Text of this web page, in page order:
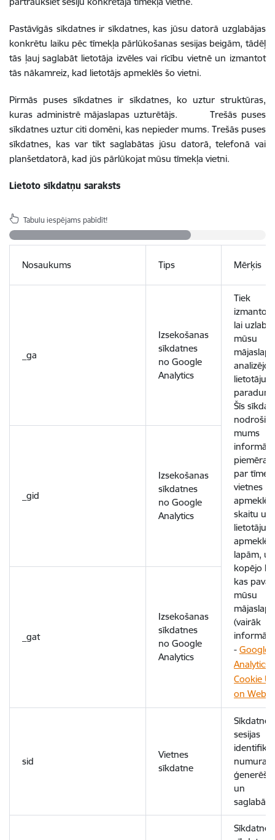
Pastāvīgās sīkdatnes ir sīkdatnes, kas jūsu datorā uzglabājas
konkrētu laiku pēc tīmekļa pārlūkošanas sesijas beigām, tādēļ
tās ļauj saglabāt lietotāja izvēles vai rīcību vietnē un izmantot
tās nākamreiz, kad lietotājs apmeklēs šo vietni.
Pirmās puses sīkdatnes ir sīkdatnes, ko uztur struktūras,
kuras administrē mājaslapas uzturētājs. Trešās puses
sīkdatnes uztur citi domēni, kas nepieder mums. Trešās puses
sīkdatnes, kas var tikt saglabātas jūsu datorā, telefonā vai
planšetdatorā, kad jūs pārlūkojat mūsu tīmekļa vietni.
Lietoto sīkdatņu saraksts
Tabulu iespējams pabīdīt!
Nosaukums Tips Mērķis
_ga
Izsekošanas
sīkdatnes
no Google
Analytics
Tiek
lai
mūsu
analizējot
lietotāju
Šīs
mums
par
vietnes
skaitu un
lietotāju
lapām, un
kopējo
kas
mūsu
mājaslapā
(vairāk
- Google
Analytics
Cookie
on
_gid
Izsekošanas
sīkdatnes
no Google
Analytics
_gat
Izsekošanas
sīkdatnes
no Google
Analytics
sid
Vietnes
sīkdatne
Sīkdatne
sesijas
numura
un
Sīkdatne